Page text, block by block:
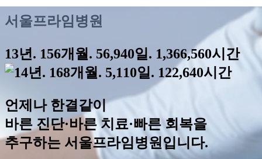
서울프라임병원
13년. 156개월. 56,940일. 1,366,560시간
언제나 한결같이
바른 진단·바른 치료·빠른 회복을
추구하는 서울프라임병원입니다.